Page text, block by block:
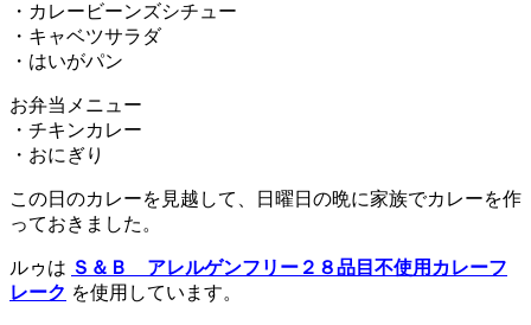
・カレービーンズシチュー
・キャベツサラダ
・はいがパン
お弁当メニュー
・チキンカレー
・おにぎり
この日のカレーを見越して、日曜日の晩に家族でカレーを作
っておきました。
ルゥは Ｓ＆Ｂ アレルゲンフリー２８品目不使用カレーフ
レーク を使用しています。